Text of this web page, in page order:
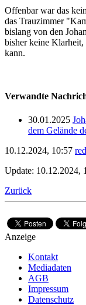
Offenbar war das
das Trauzimmer
bislang von den
bisher keine
kann.
Verwandte
30.01.2025
dem Gelände
10.12.2024, 10:57 red
Update: 10.12.2024,
Zurück
Anzeige
Kontakt
Mediadaten
AGB
Impressum
Datenschutz